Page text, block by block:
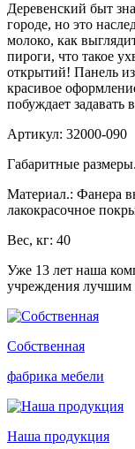
Деревенский быт
городе, но это
молоко, как
пироги, что такое
открытий! Панель
красивое
побуждает задавать
Артикул: 32000-090
Габаритные
Материал.: Фанера
лакокрасочное
Вес, кг: 40
Уже 13 лет наша
учреждения лучшим
Собственная
фабрика мебели
Наша продукция